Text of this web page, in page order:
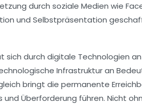
durch soziale Medien wie
und Selbstpräsentation
sich durch digitale Technologien
Infrastruktur an
bringt die permanente
und Überforderung führen. Nicht